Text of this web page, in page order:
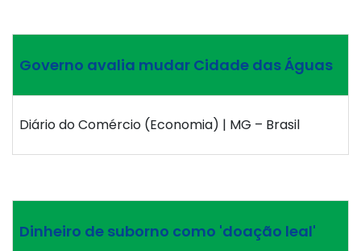
Governo avalia mudar Cidade das Águas
Diário do Comércio (Economia) | MG – Brasil
Dinheiro de suborno como 'doação leal'